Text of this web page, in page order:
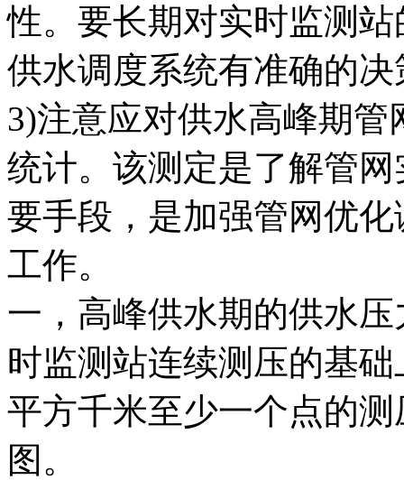
性。要长期对实时监测
供水调度系统有准确的
3)注意应对供水高峰期
统计。该测定是了解管
要手段，是加强管网优
工作。
一，高峰供水期的供水
时监测站连续测压的基
平方千米至少一个点的
图。